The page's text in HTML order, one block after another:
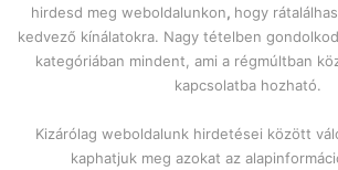
hirdesd meg weboldalunkon, hogy
kedvező kínálatokra. Nagy tételben
kategóriában mindent, ami a régmúltban
kapcsolatba hozható.
Kizárólag weboldalunk hirdetései között
kaphatjuk meg azokat az